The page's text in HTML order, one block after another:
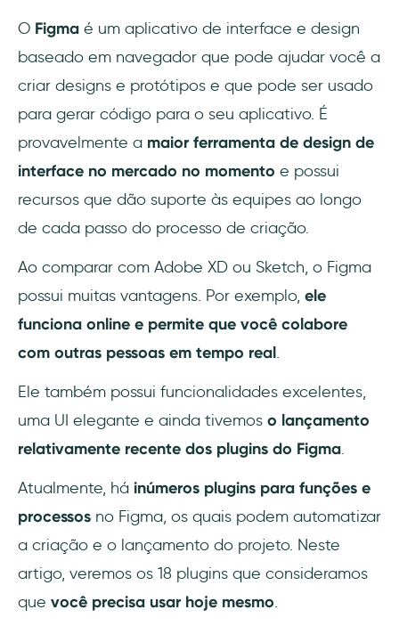
Mockuuups Studio:
Coda for Figma:
LilGrid:
Movie Posters:
BeatFlyer Lite:
Color Kit:
Vector Maps:
Baixando plugins do Figma
O Figma é um aplicativo de interface e design
baseado em navegador que pode ajudar você a
criar designs e protótipos e que pode ser usado
para gerar código para o seu aplicativo. É
provavelmente a maior ferramenta de design de
interface no mercado no momento e possui
recursos que dão suporte às equipes ao longo
de cada passo do processo de criação.
Ao comparar com Adobe XD ou Sketch, o Figma
possui muitas vantagens. Por exemplo, ele
funciona online e permite que você colabore
com outras pessoas em tempo real.
Ele também possui funcionalidades excelentes,
uma UI elegante e ainda tivemos o lançamento
relativamente recente dos plugins do Figma.
Atualmente, há inúmeros plugins para funções e
processos no Figma, os quais podem automatizar
a criação e o lançamento do projeto. Neste
artigo, veremos os 18 plugins que consideramos
que você precisa usar hoje mesmo.